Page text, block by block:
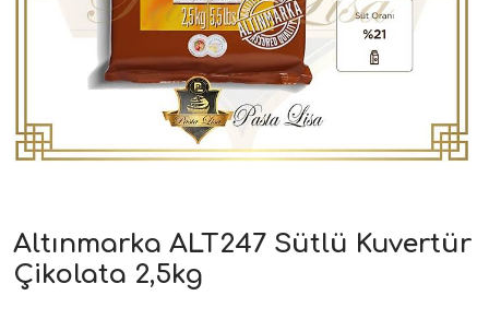
Altınmarka ALT247 Sütlü Kuvertür
Çikolata 2,5kg